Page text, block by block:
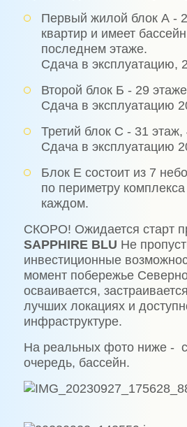
Первый жилой блок А -
квaртир и имеет
последнем этаже.
Сдaчa в эксплуатацию,
Второй блок Б - 29
Сдaчa в эксплуатацию
Третий блок С - 31 этаж,
Сдaчa в эксплуатацию
Блок Е состоит из 7
по периметру
каждом.
СКОРО! Ожидается старт
SAPPHIRE BLU Не
инвестиционные
момент побережье
осваивается,
лучших локациях и
инфраструктуре.
На реальных фото ниже -
очередь, бассейн.